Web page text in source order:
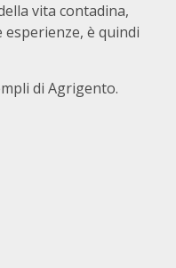
vita contadina,
è quindi
di Agrigento.